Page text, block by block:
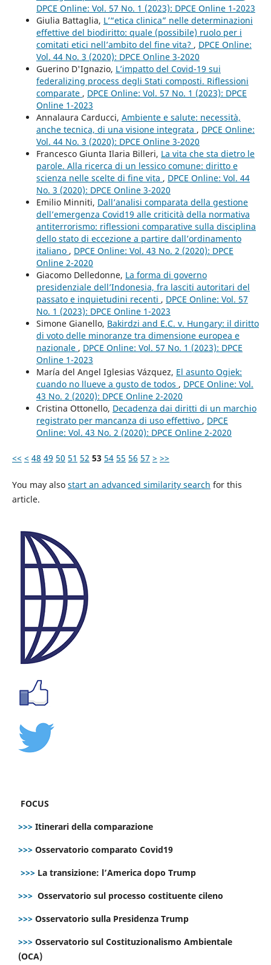
DPCE Online: Vol. 57 No. 1 (2023): DPCE Online 1-2023
Giulia Battaglia, L’“etica clinica” nelle determinazioni
effettive del biodiritto: quale (possibile) ruolo per i
comitati etici nell’ambito del fine vita? , DPCE Online:
Vol. 44 No. 3 (2020): DPCE Online 3-2020
Guerino D'Ignazio, L’impatto del Covid-19 sui
federalizing process degli Stati composti. Riflessioni
comparate , DPCE Online: Vol. 57 No. 1 (2023): DPCE
Online 1-2023
Annalaura Carducci, Ambiente e salute: necessità,
anche tecnica, di una visione integrata , DPCE Online:
Vol. 44 No. 3 (2020): DPCE Online 3-2020
Francesco Giunta Ilaria Billeri, La vita che sta dietro le
parole. Alla ricerca di un lessico comune: diritto e
scienza nelle scelte di fine vita , DPCE Online: Vol. 44
No. 3 (2020): DPCE Online 3-2020
Emilio Minniti, Dall’analisi comparata della gestione
dell’emergenza Covid19 alle criticità della normativa
antiterrorismo: riflessioni comparative sulla disciplina
dello stato di eccezione a partire dall’ordinamento
italiano , DPCE Online: Vol. 43 No. 2 (2020): DPCE
Online 2-2020
Giacomo Delledonne, La forma di governo
presidenziale dell’Indonesia, fra lasciti autoritari del
passato e inquietudini recenti , DPCE Online: Vol. 57
No. 1 (2023): DPCE Online 1-2023
Simone Gianello, Bakirdzi and E.C. v. Hungary: il diritto
di voto delle minoranze tra dimensione europea e
nazionale , DPCE Online: Vol. 57 No. 1 (2023): DPCE
Online 1-2023
María del Angel Iglesias Vázquez, El asunto Ogiek:
cuando no llueve a gusto de todos , DPCE Online: Vol.
43 No. 2 (2020): DPCE Online 2-2020
Cristina Ottonello, Decadenza dai diritti di un marchio
registrato per mancanza di uso effettivo , DPCE
Online: Vol. 43 No. 2 (2020): DPCE Online 2-2020
<< < 48 49 50 51 52 53 54 55 56 57 > >>
You may also start an advanced similarity search for this
article.
FOCUS
>>> Itinerari della comparazione
>>> Osservatorio comparato Covid19
>>> La transizione: l’America dopo Trump
>>> Osservatorio sul processo costituente cileno
>>> Osservatorio sulla Presidenza Trump
>>> Osservatorio sul Costituzionalismo Ambientale
(OCA)